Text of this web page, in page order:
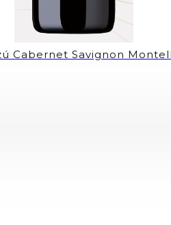
Cabernet Savignon